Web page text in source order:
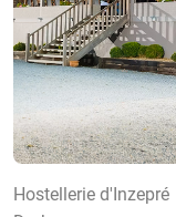
Hostellerie d'Inzepré